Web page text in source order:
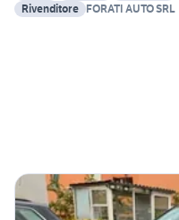
Rivenditore FORATI AUTO SRL